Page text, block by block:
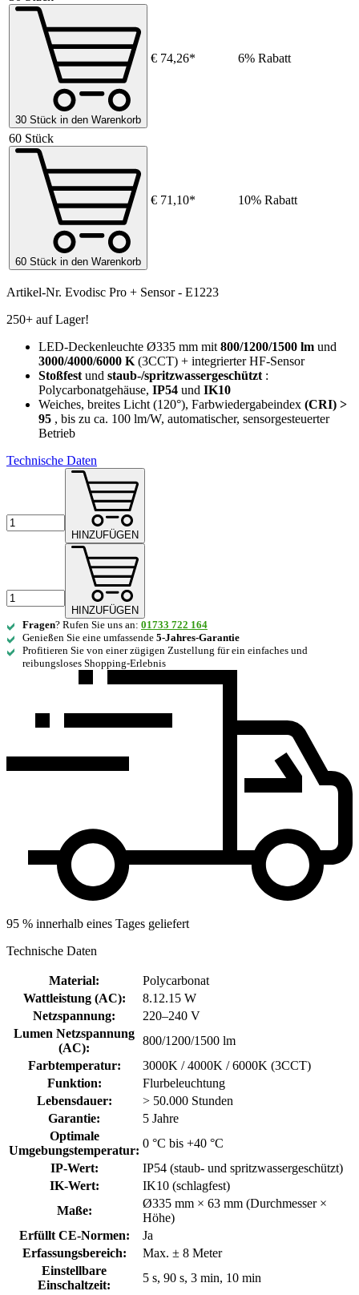
30 Stück in den Warenkorb
€ 74,26* 6% Rabatt
60 Stück
60 Stück in den Warenkorb
€ 71,10* 10% Rabatt
Artikel-Nr. Evodisc Pro + Sensor - E1223
250+ auf Lager!
LED-Deckenleuchte Ø335 mm mit 800/1200/1500 lm und
3000/4000/6000 K (3CCT) + integrierter HF-Sensor
Stoßfest und staub-/spritzwassergeschützt :
Polycarbonatgehäuse, IP54 und IK10
Weiches, breites Licht (120°), Farbwiedergabeindex (CRI) >
95 , bis zu ca. 100 lm/W, automatischer, sensorgesteuerter
Betrieb
Technische Daten
HINZUFÜGEN
HINZUFÜGEN
Fragen? Rufen Sie uns an: 01733 722 164
Genießen Sie eine umfassende 5-Jahres-Garantie
Profitieren Sie von einer zügigen Zustellung für ein einfaches und
reibungsloses Shopping-Erlebnis
95 % innerhalb eines Tages geliefert
Technische Daten
Material:
Polycarbonat
Wattleistung (AC):
8.12.15 W
Netzspannung:
220–240 V
Lumen Netzspannung
(AC):
800/1200/1500 lm
Farbtemperatur:
3000K / 4000K / 6000K (3CCT)
Funktion:
Flurbeleuchtung
Lebensdauer:
> 50.000 Stunden
Garantie:
5 Jahre
Optimale
Umgebungstemperatur:
0 °C bis +40 °C
IP-Wert:
IP54 (staub- und spritzwassergeschützt)
IK-Wert:
IK10 (schlagfest)
Maße:
Ø335 mm × 63 mm (Durchmesser ×
Höhe)
Erfüllt CE-Normen:
Ja
Erfassungsbereich:
Max. ± 8 Meter
Einstellbare
Einschaltzeit:
5 s, 90 s, 3 min, 10 min